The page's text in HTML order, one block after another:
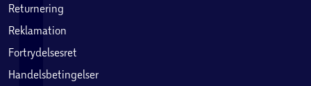
Returnering
Reklamation
Fortrydelsesret
Handelsbetingelser